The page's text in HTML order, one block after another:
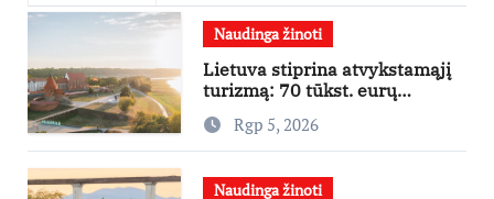
Naudinga žinoti
Lietuva stiprina atvykstamąjį
turizmą: 70 tūkst. eurų
investicijų užsienio turistams
pritraukti
Rgp 5, 2026
Naudinga žinoti